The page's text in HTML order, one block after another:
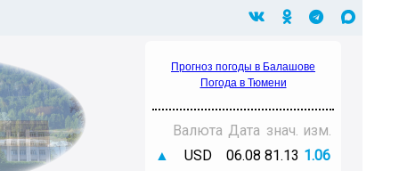
Прогноз погоды в Балашове
Погода в Тюмени
Валюта Дата знач. изм.
▲
USD 06.08 81.13 1.06